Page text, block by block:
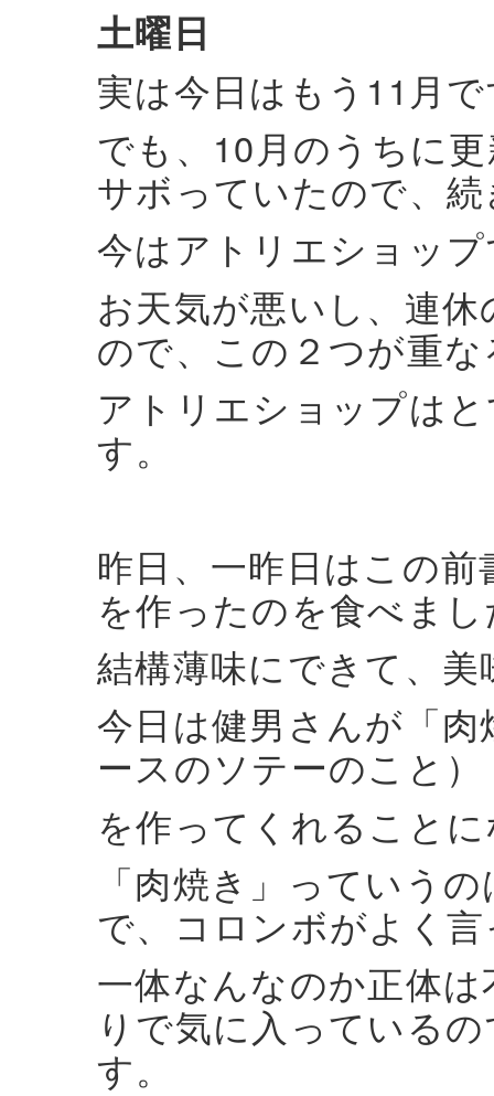
土曜日
実は今日はもう11月
でも、10月のうちに
サボっていたので、
今はアトリエショッ
お天気が悪いし、連
ので、この２つが重
アトリエショップは
す。
昨日、一昨日はこの
を作ったのを食べま
結構薄味にできて、
今日は健男さんが「
ースのソテーのこと）
を作ってくれること
「肉焼き」っていう
で、コロンボがよく
一体なんなのか正体
りで気に入っている
す。